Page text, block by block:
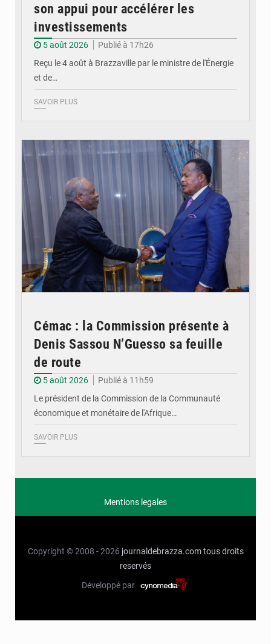
son appui pour accélérer les
investissements
5 août 2026
Publié à 17h26
Reçu le 4 août à Brazzaville par le ministre de l'Énergie
et de…
SAVOIR PLUS
Cémac : la Commission présente à
Denis Sassou N’Guesso sa feuille
de route
5 août 2026
Publié à 11h59
Le président de la Commission de la Communauté
économique et monétaire de l'Afrique…
SAVOIR PLUS
Mentions legales
Copyright © 2008 - 2026 journaldebrazza.com tous droits
reservés
Développé par